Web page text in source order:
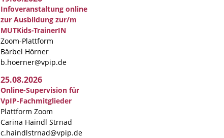
Infoveranstaltung online
zur Ausbildung zur/m
MUTKids-TrainerIN
Zoom-Plattform
Bärbel Hörner
b.hoerner@vpip.de
25.08.2026
Online-Supervision für
VpIP-Fachmitglieder
Plattform Zoom
Carina Haindl Strnad
c.haindlstrnad@vpip.de